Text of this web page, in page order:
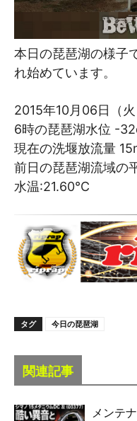
本日の琵琶湖の様子
れ始めています。
2015年10月06日（火
6時の琵琶湖水位 -
現在の洗堰放流量
前日の琵琶湖流域の
水温:21.60℃
タグ 今日の琵琶湖
関連記事
メンテ